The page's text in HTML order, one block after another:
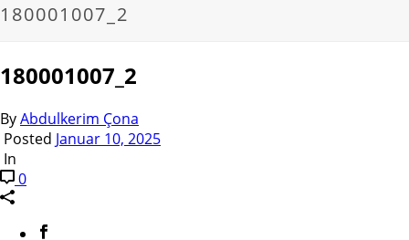
180001007_2
180001007_2
ByAbdulkerim Çona
Posted Januar 10, 2025
In
0